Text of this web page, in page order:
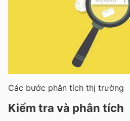
Các bước phân tích thị trường
Kiểm tra và phân tích